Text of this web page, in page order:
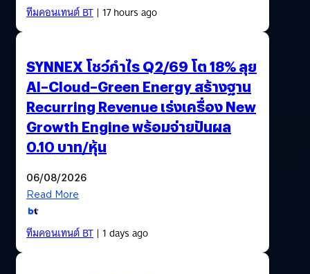
ทีมคอนเทนต์ BT| 17 hours ago
SYNNEX โชว์กำไร Q2/69 โต 18% ลุย
AI–Cloud–Green Energy สร้างฐาน
Recurring Revenue เร่งเครื่อง New
Growth Engine พร้อมจ่ายปันผล
0.10 บาท/หุ้น
06/08/2026
Read More
ทีมคอนเทนต์ BT| 1 days ago